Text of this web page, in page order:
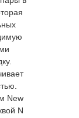
New
N